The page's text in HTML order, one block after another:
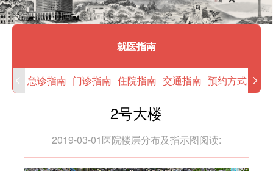
就医指南
急诊指南 门诊指南 住院指南 交通指南 预约方式 先
2号大楼
2019-03-01医院楼层分布及指示图阅读: